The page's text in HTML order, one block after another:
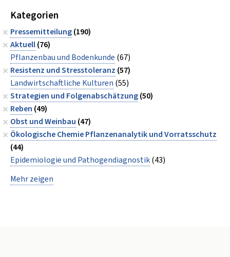
Kategorien
Pressemitteilung(190)
Aktuell(76)
Pflanzenbau und Bodenkunde (67)
Resistenz und Stresstoleranz (57)
Landwirtschaftliche Kulturen (55)
Strategien und Folgenabschätzung(50)
Reben (49)
Obst und Weinbau (47)
Ökologische Chemie Pflanzenanalytik und Vorratsschutz
(44)
Epidemiologie und Pathogendiagnostik(43)
Mehr zeigen